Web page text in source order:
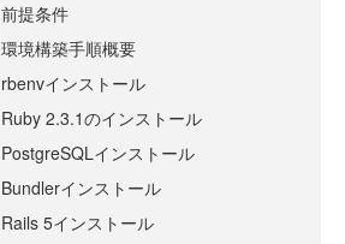
前提条件
環境構築手順概要
rbenvインストール
Ruby 2.3.1のインストール
PostgreSQLインストール
Bundlerインストール
Rails 5インストール